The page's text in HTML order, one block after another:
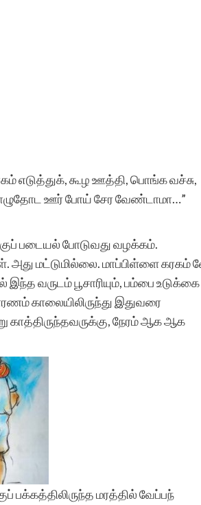
எடுத்துக், கூழ ஊத்தி, பொங்க வச்சு,
ஊர் போய் சேர வேண்டாமா…”
படையல் போடுவது வழக்கம்.
மட்டுமில்லை. மாப்பிள்ளை கரகம்
வருடம் பூசாரியும், பம்பை உடுக்கை
காலையிலிருந்து இதுவரை
காத்திருந்தவருக்கு, நேரம் ஆக ஆக
பக்கத்திலிருந்த மரத்தில் வேப்பந்